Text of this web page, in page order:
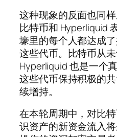
这种现象的反面也同
比特币和 Hyperliquid
壕里的每个人都达成
这些代币。比特币从未
Hyperliquid 也是一个
这些代币保持积极的
续增持。
在本轮周期中，对比
识资产的新资金流入